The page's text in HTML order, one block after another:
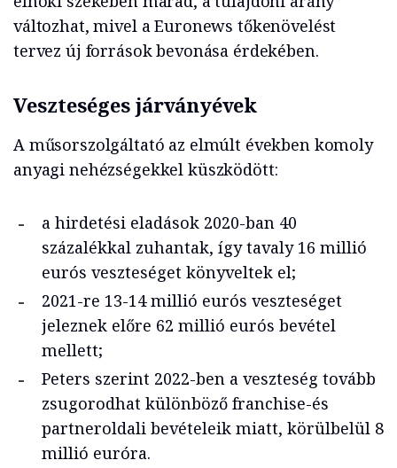
változhat, mivel a Euronews tőkenövelést
tervez új források bevonása érdekében.
Veszteséges járványévek
A műsorszolgáltató az elmúlt években komoly
anyagi nehézségekkel küszködött:
a hirdetési eladások 2020-ban 40
százalékkal zuhantak, így tavaly 16 millió
eurós veszteséget könyveltek el;
2021-re 13-14 millió eurós veszteséget
jeleznek előre 62 millió eurós bevétel
mellett;
Peters szerint 2022-ben a veszteség tovább
zsugorodhat különböző franchise-és
partneroldali bevételeik miatt, körülbelül 8
millió euróra.